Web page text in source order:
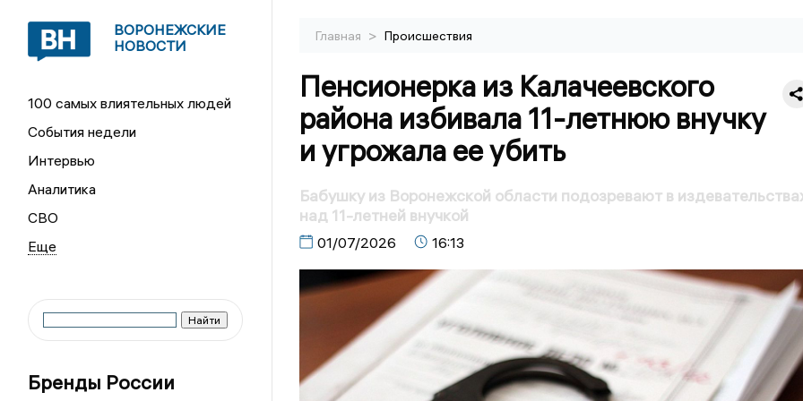
ВОРОНЕЖСКИЕ
НОВОСТИ
100 самых влиятельных людей
События недели
Интервью
Аналитика
СВО
Бренды России
Главная > Происшествия
Пенсионерка из Калачеевского
района избивала 11-летнюю внучку
и угрожала ее убить
Бабушку из Воронежской области подозревают в
над 11-летней внучкой
01/07/2026 16:13